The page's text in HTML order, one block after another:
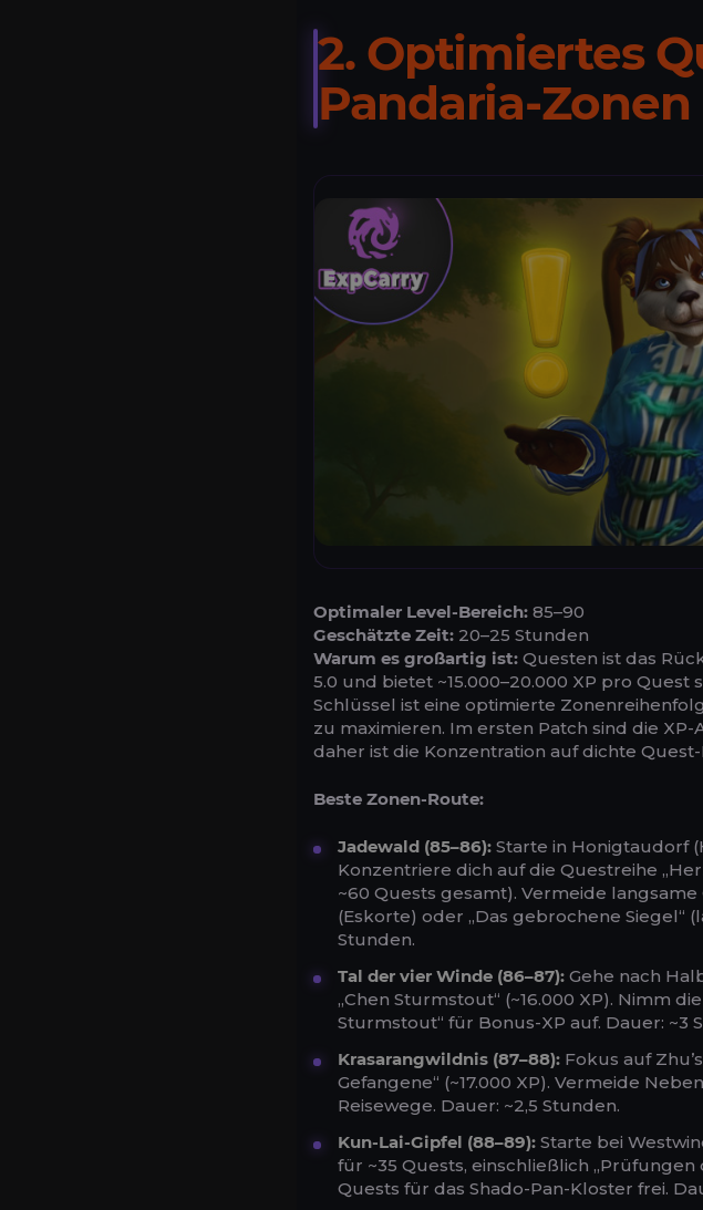
2. Optimiertes
Pandaria-Zonen
Optimaler Level-Bereich: 85–90
Geschätzte Zeit: 20–25 Stunden
Warum es großartig ist: Questen ist das
5.0 und bietet ~15.000–20.000 XP pro Quest
Schlüssel ist eine optimierte
zu maximieren. Im ersten Patch sind die
daher ist die Konzentration auf dichte
Beste Zonen-Route:
Jadewald (85–86): Starte in Honigtaudorf
Konzentriere dich auf die Questreihe
~60 Quests gesamt). Vermeide
(Eskorte) oder „Das gebrochene Siegel“
Stunden.
Tal der vier Winde (86–87): Gehe nach
„Chen Sturmstout“ (~16.000 XP). Nimm
Sturmstout“ für Bonus-XP auf. Dauer: ~3
Krasarangwildnis (87–88): Fokus auf
Gefangene“ (~17.000 XP). Vermeide
Reisewege. Dauer: ~2,5 Stunden.
Kun-Lai-Gipfel (88–89): Starte bei
für ~35 Quests, einschließlich „Prüfungen
Quests für das Shado-Pan-Kloster frei.